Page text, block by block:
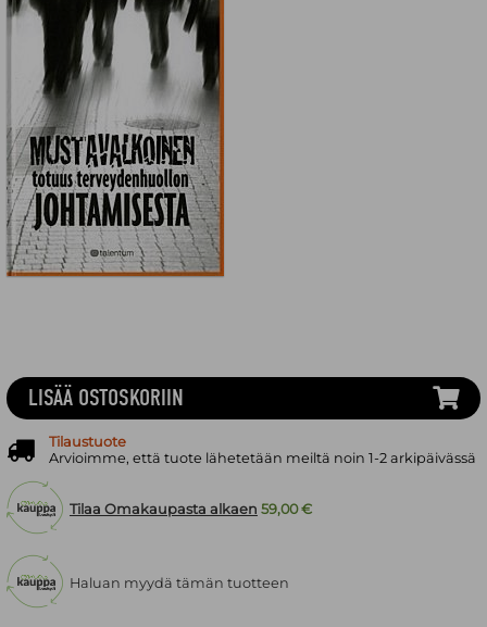
LISÄÄ OSTOSKORIIN
Tilaustuote
Arvioimme, että tuote lähetetään meiltä noin 1-2 arkipäivässä
Tilaa Omakaupasta alkaen 59,00 €
Haluan myydä tämän tuotteen